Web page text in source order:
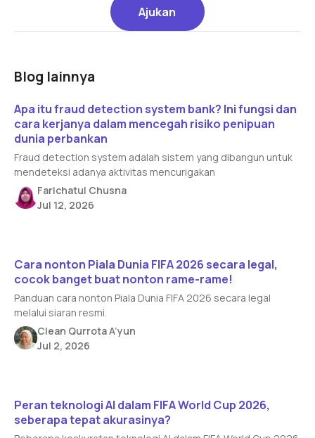
Ajukan
Ajukan
Blog lainnya
Apa itu fraud detection system bank? Ini fungsi dan
cara kerjanya dalam mencegah risiko penipuan
dunia perbankan
Fraud detection system adalah sistem yang dibangun untuk
mendeteksi adanya aktivitas mencurigakan
Farichatul Chusna
Jul 12, 2026
Cara nonton Piala Dunia FIFA 2026 secara legal,
cocok banget buat nonton rame-rame!
Panduan cara nonton Piala Dunia FIFA 2026 secara legal
melalui siaran resmi.
Clean Qurrota A’yun
Jul 2, 2026
Peran teknologi AI dalam FIFA World Cup 2026,
seberapa tepat akurasinya?